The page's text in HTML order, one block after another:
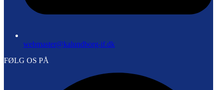
webmaster@kalundborg-if.dk
FØLG OS PÅ